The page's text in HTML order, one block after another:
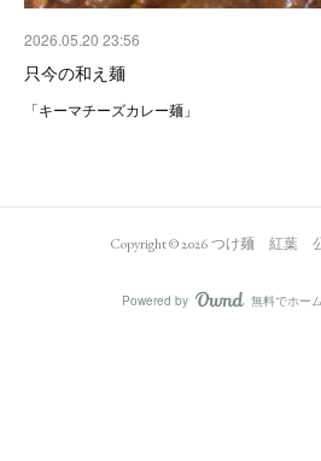
2026.05.20 23:56
只今の和え麺
「キーマチーズカレー麺」
Copyright ©2026つけ麺 紅葉 公
Powered by 無料でホー